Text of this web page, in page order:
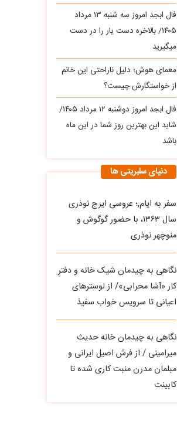
فال ابجد امروز سه‌ شنبه ۱۳ مرداد
۱۴۰۵/ بالاخره دست یار را در دست
میگیرید
معمای هوش؛ دلیل ناراحتی این خانم
از خواستگارش چیست؟
فال ابجد امروز دوشنبه ۱۲ مرداد ۱۴۰۵/
شاید این بهترین روز شما در این ماه
باشد
دنیای سلبریتی ها
سفر به ایام,؛ عروسی ایرج نوذری
سال ۱۳۶۳، با حضور گوگوش و
منوچهر نوذری
نگاهی به چیدمان شیک خانه و دفترِ
کار «آشا محرابی»/ از لوسترهای
اعیانی تا سرویس خواب سفیذ
نگاهی به چیدمان خانه حدیث
میرامینی / از فرش اصیل ایرانی و
مبلمان مدرن منبت‌ کاری‌ شده تا
کابینت